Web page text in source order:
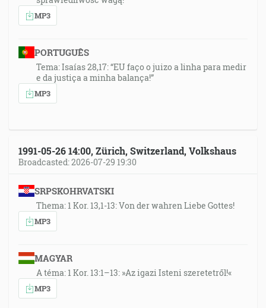
MP3
PORTUGUÊS
Tema: Isaías 28,17: “EU faço o juizo a linha para medir
e da justiça a minha balança!”
MP3
1991-05-26 14:00, Zürich, Switzerland, Volkshaus
Broadcasted: 2026-07-29 19:30
SRPSKOHRVATSKI
Thema: 1 Kor. 13,1-13: Von der wahren Liebe Gottes!
MP3
MAGYAR
A téma: 1 Kor. 13:1–13: »Az igazi Isteni szeretetről!«
MP3